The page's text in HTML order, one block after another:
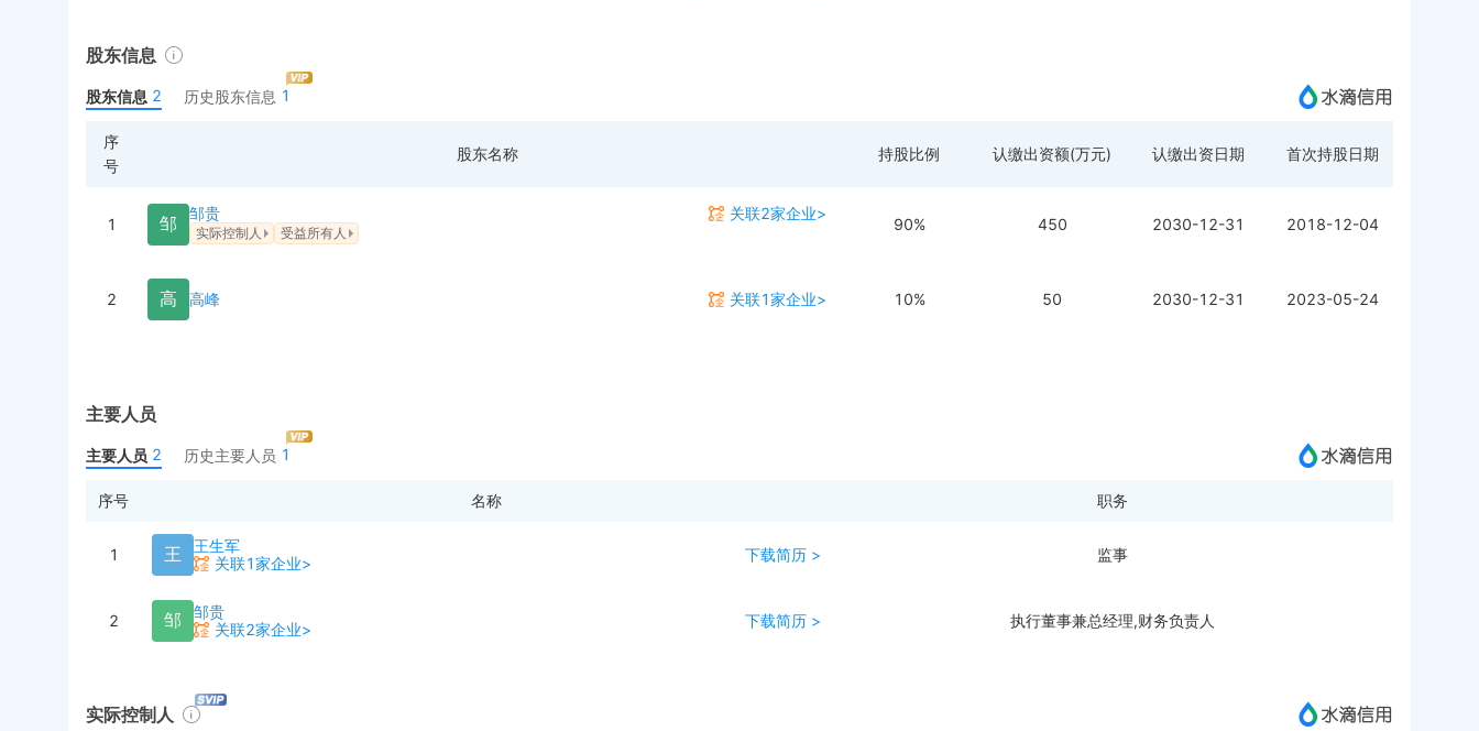
股东信息
股东信息 2 历史股东信息 1
序
号
股东名称 持股比例 认缴出资额(万元) 认缴出资日期 首次持股日期
1 邹
邹贵 关联2家企业>
实际控制人 受益所有人 90% 450 2030-12-31 2018-12-04
2 高 高峰 关联1家企业> 10% 50 2030-12-31 2023-05-24
主要人员
主要人员 2 历史主要人员 1
序号 名称 职务
1 王
王生军
关联1家企业>
下载简历 > 监事
2 邹
邹贵
关联2家企业>
下载简历 > 执行董事兼总经理,财务负责人
实际控制人